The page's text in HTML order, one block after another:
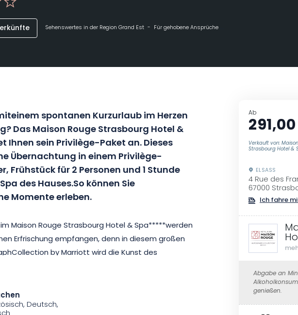
Sehenswertes in der Region Grand Est Für gehobene Ansprüche
einem spontanen Kurzurlaub im Herzen
?DasMaison RougeStrasbourgHotel&
Ihnen sein Privilège-Paket an.Dieses
Übernachtung in einem Privilège-
Frühstück für 2 Personen und 1 Stunde
des Hauses.Sokönnen Sie
Momente erleben.
Maison Rouge Strasbourg Hotel&Spa*****werden
Erfrischung empfangen, denn in diesem großen
Collection by Marriott wird die Kunst des
praktiziert.
gepflegten Dekoration begeistern
perfekt ausgestattet ist, wird Ihren Aufenthalt
Deutsch,
Ab
Verkauft von:
Strasbourg Hotel &
ELSASS
4 Rue des
67000
Ich fahre
Abgabe an
genießen.